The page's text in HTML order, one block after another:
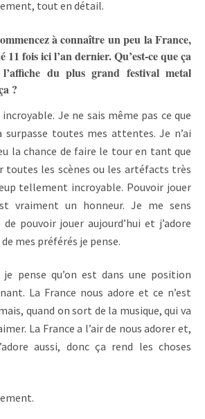
tout en détail.
à connaître un peu la France,
11 fois ici l’an dernier. Qu’est-ce que ça
du plus grand festival metal
?
incroyable. Je ne sais même pas ce que
surpasse toutes mes attentes. Je n’ai
la chance de faire le tour en tant que
toutes les scènes ou les artéfacts très
tellement incroyable. Pouvoir jouer
vraiment un honneur. Je me sens
pouvoir jouer aujourd’hui et j’adore
mes préférés je pense.
je pense qu’on est dans une position
La France nous adore et ce n’est
quand on sort de la musique, qui va
La France a l’air de nous adorer et,
aussi, donc ça rend les choses